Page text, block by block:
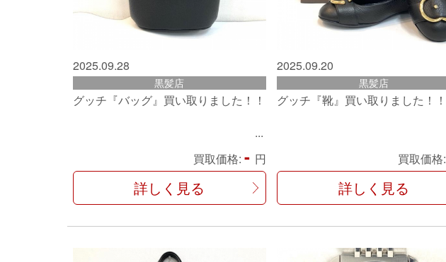
2025.09.28
黒髪店
グッチ『バッグ』買い取りました！！
買取価格:- 円
詳しく見る
2025.09.20
黒髪店
グッチ『靴』買い取りました！！
買取価格:
詳しく見る